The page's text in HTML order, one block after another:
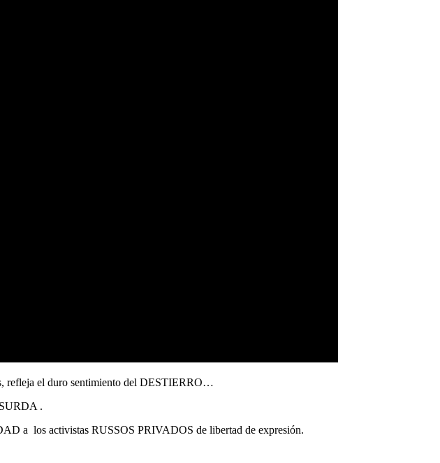
refleja el duro sentimiento del DESTIERRO…
.
a los activistas RUSSOS PRIVADOS de libertad de expresión.